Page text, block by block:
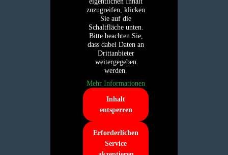
zuzugreifen, klicken
Sie auf die
Schaltfläche unten.
Bitte beachten Sie,
dass dabei Daten an
Drittanbieter
weitergegeben
werden.
Mehr Informationen
Inhalt
entsperren
Erforderlichen
Service